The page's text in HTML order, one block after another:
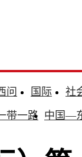
问 国际
社
带一路 中国—